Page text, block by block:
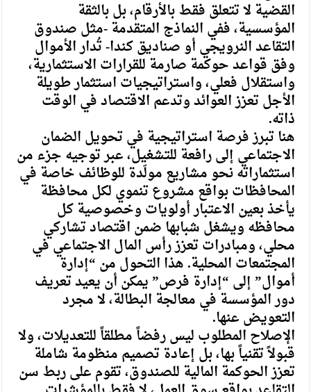
القضية لا تتعلق فقط بالأرقام، بل بالثقة
المؤسسية، ففي النماذج المتقدمة -مثل صندوق
التقاعد النرويجي أو صناديق كندا- تُدار الأموال
وفق قواعد حوكمة صارمة للقرارات الاستثمارية،
واستقلال فعلي، واستراتيجيات استثمار طويلة
الأجل تعزز العوائد وتدعم الاقتصاد في الوقت
ذاته.
هنا تبرز فرصة استراتيجية في تحويل الضمان
الاجتماعي إلى رافعة للتشغيل، عبر توجيه جزء من
استثماراته نحو مشاريع مولّدة للوظائف خاصة في
المحافظات بواقع مشروع تنموي لكل محافظة
يأخذ بعين الاعتبار أولويات وخصوصية كل
محافظه ويشغل شبابها ضمن اقتصاد تشاركي
محلي، ومبادرات تعزز رأس المال الاجتماعي في
المجتمعات المحلية. هذا التحول من “إدارة
أموال” إلى “إدارة فرص” يمكن أن يعيد تعريف
دور المؤسسة في معالجة البطالة، لا مجرد
التعويض عنها.
الإصلاح المطلوب ليس رفضاً مطلقاً للتعديلات، ولا
قبولاً تقنياً بها، بل إعادة تصميم منظومة شاملة
تعزز الحوكمة المالية للصندوق، تقوم على ربط سن